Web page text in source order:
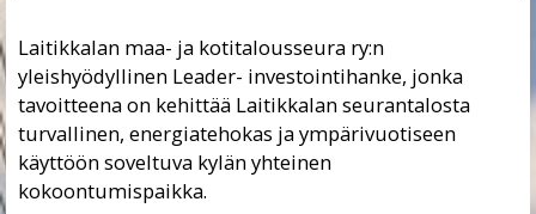
Laitikkalan maa- ja kotitalousseura ry:n
yleishyödyllinen Leader- investointihanke, jonka
tavoitteena on kehittää Laitikkalan seurantalosta
turvallinen, energiatehokas ja ympärivuotiseen
käyttöön soveltuva kylän yhteinen
kokoontumispaikka.